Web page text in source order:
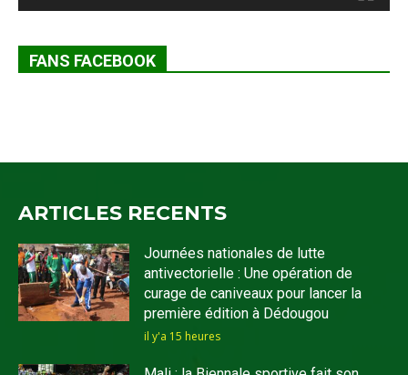
FANS FACEBOOK
ARTICLES RECENTS
Journées nationales de lutte
antivectorielle : Une opération de
curage de caniveaux pour lancer la
première édition à Dédougou
il y'a 15 heures